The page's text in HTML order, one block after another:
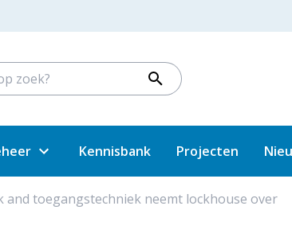
Kennisbank Projecten
and toegangstechniek neemt lockhouse over